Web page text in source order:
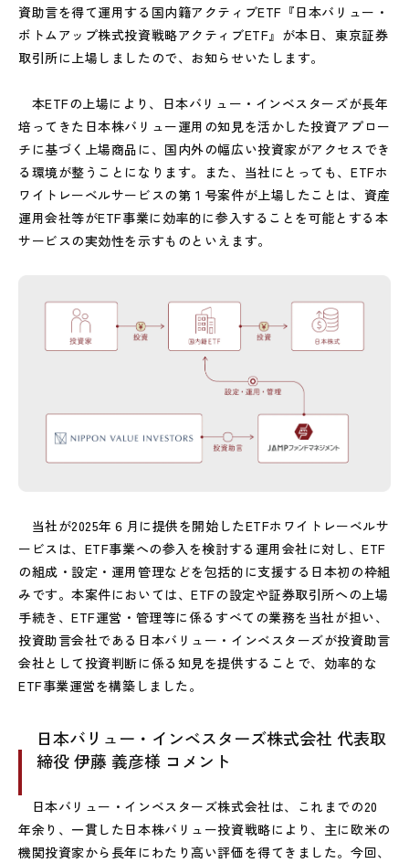
資助言を得て運用する国内籍アクティブETF『日本バリュー・
ボトムアップ株式投資戦略アクティブETF』が本日、東京証券
取引所に上場しましたので、お知らせいたします。
本ETFの上場により、日本バリュー・インベスターズが長年
培ってきた日本株バリュー運用の知見を活かした投資アプロー
チに基づく上場商品に、国内外の幅広い投資家がアクセスでき
る環境が整うことになります。また、当社にとっても、ETFホ
ワイトレーベルサービスの第１号案件が上場したことは、資産
運用会社等がETF事業に効率的に参入することを可能とする本
サービスの実効性を示すものといえます。
当社が2025年６月に提供を開始したETFホワイトレーベルサ
ービスは、ETF事業への参入を検討する運用会社に対し、ETF
の組成・設定・運用管理などを包括的に支援する日本初の枠組
みです。本案件においては、ETFの設定や証券取引所への上場
手続き、ETF運営・管理等に係るすべての業務を当社が担い、
投資助言会社である日本バリュー・インベスターズが投資助言
会社として投資判断に係る知見を提供することで、効率的な
ETF事業運営を構築しました。
日本バリュー・インベスターズ株式会社 代表取
締役 伊藤 義彦様 コメント
日本バリュー・インベスターズ株式会社は、これまでの20
年余り、一貫した日本株バリュー投資戦略により、主に欧米の
機関投資家から長年にわたり高い評価を得てきました。今回、